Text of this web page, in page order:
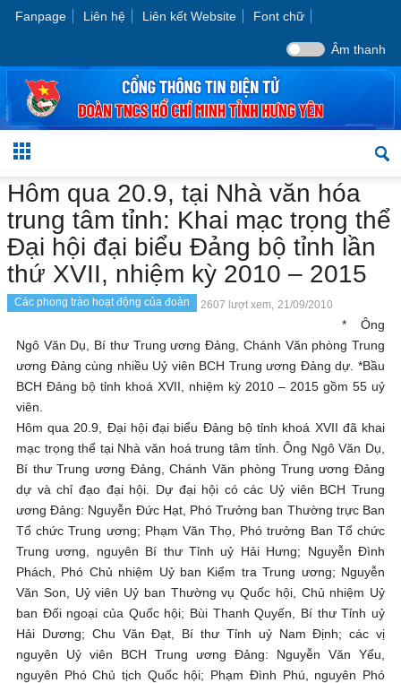
Fanpage Liên hệ Liên kết Website Font chữ
Âm thanh
Hôm qua 20.9, tại Nhà văn hóa
trung tâm tỉnh: Khai mạc trọng thể
Đại hội đại biểu Đảng bộ tỉnh lần
thứ XVII, nhiệm kỳ 2010 – 2015
Các phong trào hoạt động của đoàn 2607 lượt xem, 21/09/2010
* Ông
Ngô Văn Dụ, Bí thư Trung ương Đảng, Chánh Văn phòng Trung
ương Đảng cùng nhiều Uỷ viên BCH Trung ương Đảng dự. *Bầu
BCH Đảng bộ tỉnh khoá XVII, nhiệm kỳ 2010 – 2015 gồm 55 uỷ
viên.
Hôm qua 20.9, Đại hội đại biểu Đảng bộ tỉnh khoá XVII đã khai
mạc trọng thể tại Nhà văn hoá trung tâm tỉnh. Ông Ngô Văn Dụ,
Bí thư Trung ương Đảng, Chánh Văn phòng Trung ương Đảng
dự và chỉ đạo đại hội. Dự đại hội có các Uỷ viên BCH Trung
ương Đảng: Nguyễn Đức Hạt, Phó Trưởng ban Thường trực Ban
Tổ chức Trung ương; Phạm Văn Thọ, Phó trưởng Ban Tổ chức
Trung ương, nguyên Bí thư Tỉnh uỷ Hải Hưng; Nguyễn Đình
Phách, Phó Chủ nhiệm Uỷ ban Kiểm tra Trung ương; Nguyễn
Văn Son, Uỷ viên Uỷ ban Thường vụ Quốc hội, Chủ nhiệm Uỷ
ban Đối ngoại của Quốc hội; Bùi Thanh Quyến, Bí thư Tỉnh uỷ
Hải Dương; Chu Văn Đạt, Bí thư Tỉnh uỷ Nam Định; các vị
nguyên Uỷ viên BCH Trung ương Đảng: Nguyễn Văn Yểu,
nguyên Phó Chủ tịch Quốc hội; Phạm Đình Phú, nguyên Phó